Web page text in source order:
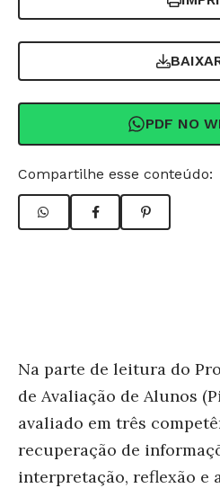
PDF NO
Compartilhe esse conteúdo:
Na parte de leitura do
de Avaliação de Alunos
avaliado em três
recuperação de
interpretação, reflexão e